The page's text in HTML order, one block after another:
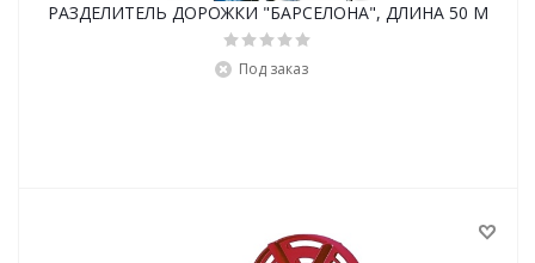
РАЗДЕЛИТЕЛЬ ДОРОЖКИ "БАРСЕЛОНА", ДЛИНА 50 М
Под заказ